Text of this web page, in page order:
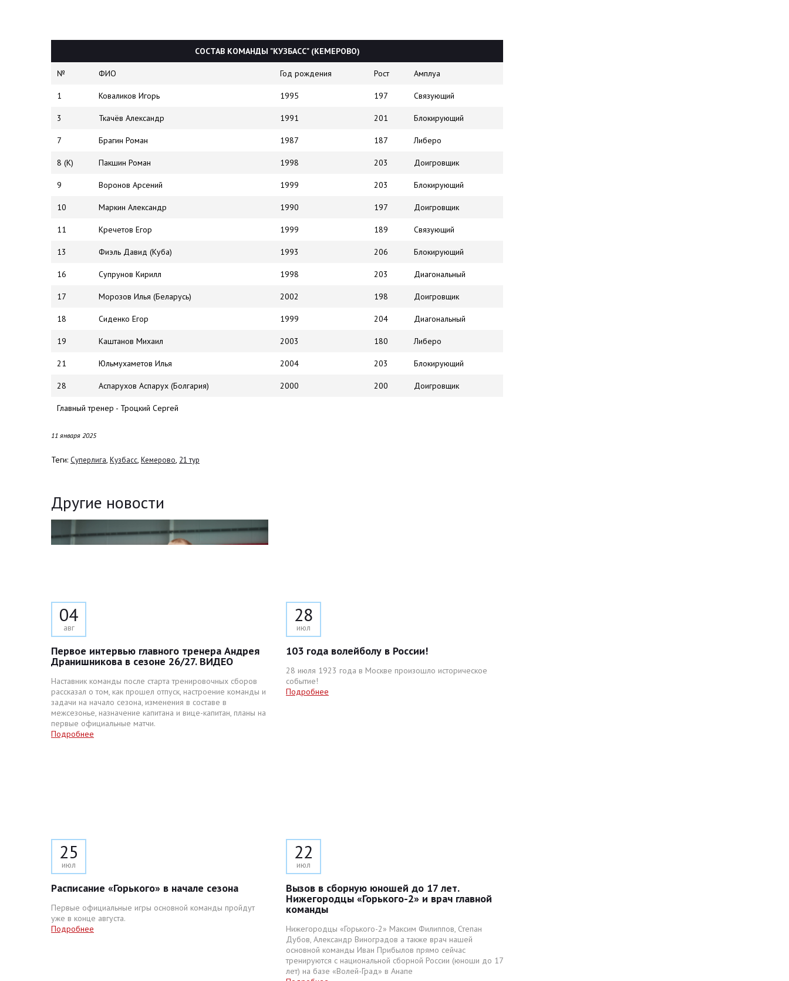
СОСТАВ КОМАНДЫ "КУЗБАСС" (КЕМЕРОВО)
№ ФИО Год рождения Рост Амплуа
1 Коваликов Игорь 1995 197 Связующий
3 Ткачёв Александр 1991 201 Блокирующий
7 Брагин Роман 1987 187 Либеро
8 (К) Пакшин Роман 1998 203 Доигровщик
9 Воронов Арсений 1999 203 Блокирующий
10 Маркин Александр 1990 197 Доигровщик
11 Кречетов Егор 1999 189 Связующий
13 Фиэль Давид (Куба) 1993 206 Блокирующий
16 Супрунов Кирилл 1998 203 Диагональный
17 Морозов Илья (Беларусь) 2002 198 Доигровщик
18 Сиденко Егор 1999 204 Диагональный
19 Каштанов Михаил 2003 180 Либеро
21 Юльмухаметов Илья 2004 203 Блокирующий
28 Аспарухов Аспарух (Болгария) 2000 200 Доигровщик
Главный тренер - Троцкий Сергей
11 января 2025
Теги: Суперлига, Кузбасс, Кемерово, 21 тур
Другие новости
04
авг
Первое интервью главного тренера Андрея
Дранишникова в сезоне 26/27. ВИДЕО
Наставник команды после старта тренировочных сборов
рассказал о том, как прошел отпуск, настроение команды и
задачи на начало сезона, изменения в составе в
межсезонье, назначение капитана и вице-капитан, планы на
первые официальные матчи.
Подробнее
28
июл
103 года волейболу в России!
28 июля 1923 года в Москве произошло историческое
событие!
Подробнее
25
июл
Расписание «Горького» в начале сезона
Первые официальные игры основной команды пройдут
уже в конце августа.
Подробнее
22
июл
Вызов в сборную юношей до 17 лет.
Нижегородцы «Горького-2» и врач главной
команды
Нижегородцы «Горького-2» Максим Филиппов, Степан
Дубов, Александр Виноградов а также врач нашей
основной команды Иван Прибылов прямо сейчас
тренируются с национальной сборной России (юноши до 17
лет) на базе «Волей-Град» в Анапе